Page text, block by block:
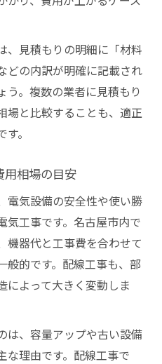
、見積もりの明細に「材料
どの内訳が明確に記載され
う。複数の業者に見積もり
場と比較することも、適正
。
用相場の目安
電気設備の安全性や使い勝
気工事です。名古屋市内で
機器代と工事費を合わせて
般的です。配線工事も、部
によって大きく変動しま
は、容量アップや古い設備
な理由です。配線工事で